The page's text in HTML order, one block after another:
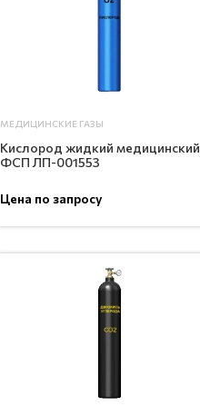
МЕДИЦИНСКИЕ ГАЗЫ
Кислород жидкий медицинский
ФСП ЛП-001553
Цена по запросу